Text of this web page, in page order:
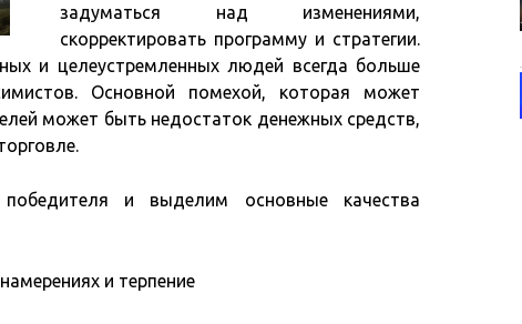
задуматься над изменениями,
скорректировать программу и стратегии.
и целеустремленных людей всегда больше
Основной помехой, которая может
может быть недостаток денежных средств,
и выделим основные качества
и терпение